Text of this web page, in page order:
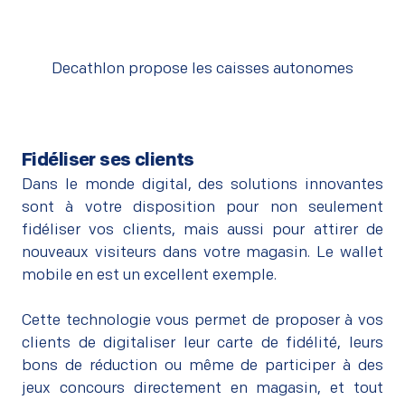
Decathlon propose les caisses autonomes
Fidéliser ses clients
Dans le monde digital, des solutions innovantes
sont à votre disposition pour non seulement
fidéliser vos clients, mais aussi pour attirer de
nouveaux visiteurs dans votre magasin. Le wallet
mobile en est un excellent exemple.
Cette technologie vous permet de proposer à vos
clients de digitaliser leur carte de fidélité, leurs
bons de réduction ou même de participer à des
jeux concours directement en magasin, et tout